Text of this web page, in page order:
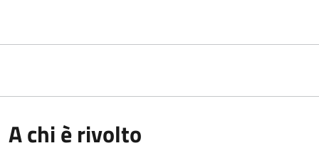
A chi è rivolto